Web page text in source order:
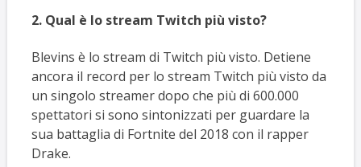
2. Qual è lo stream Twitch più visto?
Blevins è lo stream di Twitch più visto. Detiene
ancora il record per lo stream Twitch più visto da
un singolo streamer dopo che più di 600.000
spettatori si sono sintonizzati per guardare la
sua battaglia di Fortnite del 2018 con il rapper
Drake.